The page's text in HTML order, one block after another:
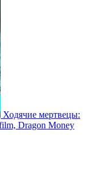
Ходячие мертвецы:
Dragon Money